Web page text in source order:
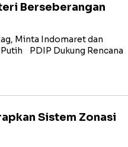
Berseberangan
Minta Indomaret dan
PDIP Dukung Rencana
Sistem Zonasi